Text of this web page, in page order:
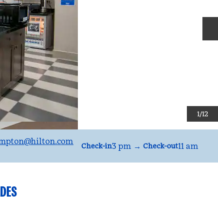
1/12
@hilton.com Check-in3 pm → Check-out11 am